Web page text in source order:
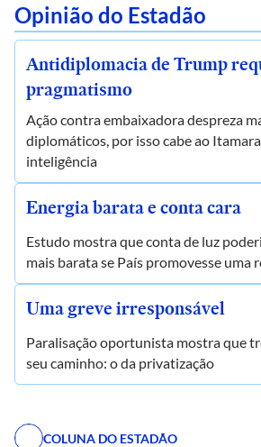
Opinião do Estadão
Antidiplomacia de Trump
pragmatismo
Ação contra embaixadora despreza
diplomáticos, por isso cabe ao
inteligência
Energia barata e conta cara
Estudo mostra que conta de luz
mais barata se País promovesse uma
Uma greve irresponsável
Paralisação oportunista mostra que
seu caminho: o da privatização
COLUNA DO ESTADÃO